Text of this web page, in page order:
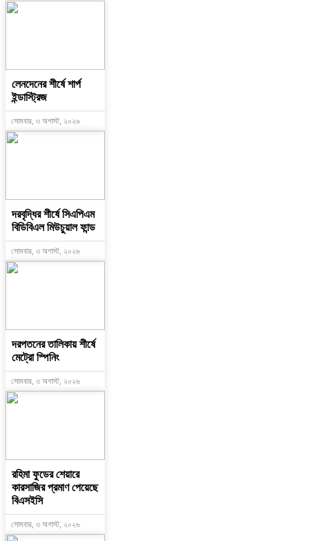
লেনদেনের শীর্ষে শার্প
ইন্ডাস্ট্রিজ
সোমবার, ৩ অগাস্ট, ২০২৬
দরবৃদ্ধির শীর্ষে সিএপিএম
বিডিবিএল মিউচুয়াল ফান্ড
সোমবার, ৩ অগাস্ট, ২০২৬
দরপতনের তালিকায় শীর্ষে
মেট্রো স্পিনিং
সোমবার, ৩ অগাস্ট, ২০২৬
রহিমা ফুডের শেয়ারে
কারসাজির প্রমাণ পেয়েছে
বিএসইসি
সোমবার, ৩ অগাস্ট, ২০২৬